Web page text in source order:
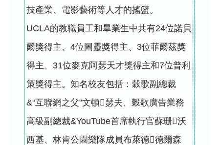
技產業、電影藝術等人才的搖籃。
UCLA的教職員工和畢業生中共有24位諾貝
爾獎得主、4位圖靈獎得主、3位菲爾茲獎
得主、31位麥克阿瑟天才獎得主和7位普利
策獎得主。知名校友包括：穀歌副總裁
&“互聯網之父”文頓瑟夫、穀歌廣告業務
高級副總裁&YouTube首席執行官蘇珊沃
西基、林肯公園樂隊成員布萊德德爾森